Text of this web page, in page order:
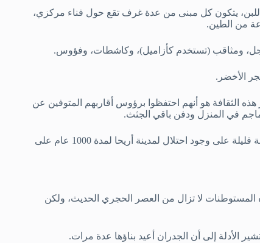
يتكون كل مبنى من عدة غرف تقع حول فناء مركزي،
من الطين.
ومثاقب (تستخدم كأزاميل)، وكاشطات، وفؤوس.
الأخضر.
الثقافة هو أنهم احتفظوا برؤوس أقاربهم المتوفين عن
في المنزل ودفن باقي الجثث.
استمرت الحياة على هذا الشكل حتى حوالي 6000 قبل الميلاد، إذ ثمة أدلة قليلة على وجود احتلال لمدينة أريحا لمدة 1000 عام على
لا تزال من العصر الحجري الحديث، ولكن
الأدلة إلى أن الجدران أعيد بناؤها عدة مرات.